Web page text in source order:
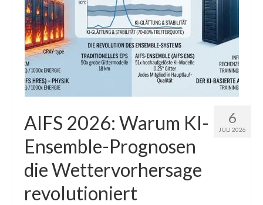
Die Laptewsee: Die Eisfabrik der Arktis
EisSued
Schneehöhen
Ostsee
Wetter Arktis Antarktis
Webcams
6
JULI 2026
AIFS 2026: Warum KI-
Ensemble-Prognosen
die Wettervorhersage
revolutioniert